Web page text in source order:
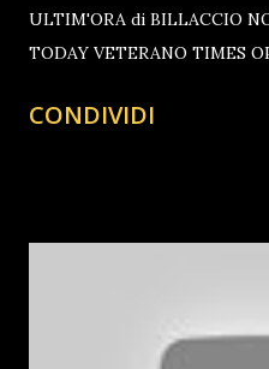
ULTIM'ORA di BILLACCIO
TODAY VETERANO TIMES
PALESTINA PARLAMENTO
WWW.CIAORINO.ORG
CONDIVIDI